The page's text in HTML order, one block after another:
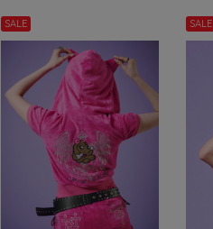
SALE SALE